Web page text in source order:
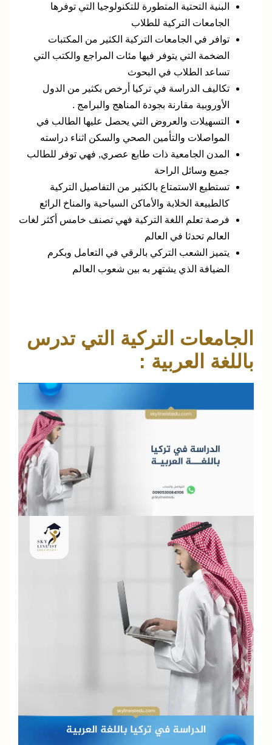
البنية التحتية المتطورة للتكنولوجيا التي توفرها
الجامعات التركية للطلاب
توافر في الجامعات التركية الكثير من المكتبات
الضخمة التي يتوفر فيها مئات المراجع والكتب التي
تساعد الطلاب في البحوث
تكاليف الدراسة في تركيا أرخص بكثير من الدول
الأوروبية مقارنة بجودة المناهج والبرامج .
التسهيلات والعروض التي يحصل عليها الطالب في
المواصلات والتأمين الصحي والسكن اثناء دراسته
المدن الجامعية ذات طابع عصري, فهي توفر للطالب
جميع وسائل الراحة
تستطيع الاستمتاع بالكثير من التفاصيل التركية
كالطبيعة الخلابة والأماكن السياحية والمناخ الرائع
فرصة تعلم اللغة التركية فهي تصنف خامس أكثر لغات
العالم تحدثا في العالم
يتميز الشعب التركي بالرقي في التعامل وبكرم
الضيافة الذي يشتهر به بين شعوب العالم
الجامعات التركية التي تدرس
باللغة العربية :